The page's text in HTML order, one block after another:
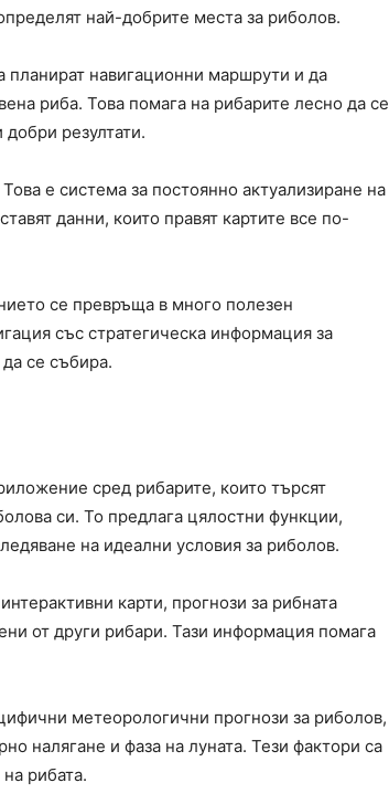
най-добрите места за риболов.
планират навигационни маршрути и да
риба. Това помага на рибарите лесно да се
резултати.
Това е система за постоянно актуализиране на
данни, които правят картите все по-
се превръща в много полезен
със стратегическа информация за
се събира.
сред рибарите, които търсят
си. То предлага цялостни функции,
на идеални условия за риболов.
карти, прогнози за рибната
от други рибари. Тази информация помага
метеорологични прогнози за риболов,
налягане и фаза на луната. Тези фактори са
рибата.